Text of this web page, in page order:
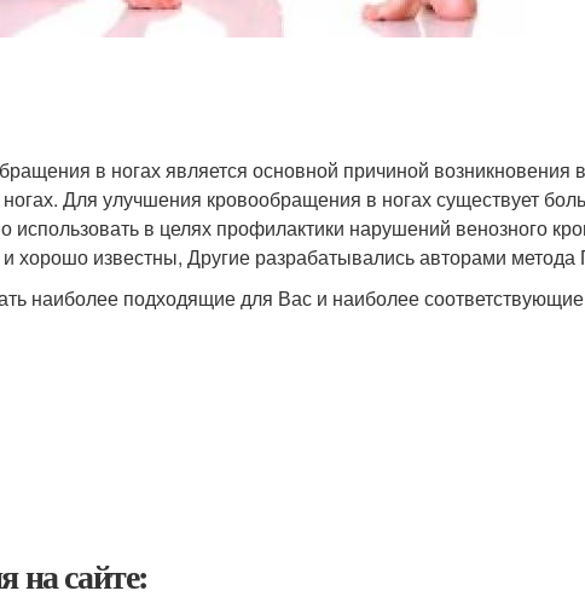
в ногах является основной причиной возникновения
Для улучшения кровообращения в ногах существует
использовать в целях профилактики нарушений венозного
хорошо известны, Другие разрабатывались авторами
наиболее подходящие для Вас и наиболее
на сайте: